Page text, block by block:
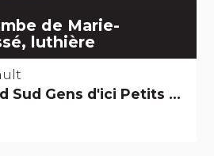
de Marie-
luthière
Gens d'ici Petits métiers